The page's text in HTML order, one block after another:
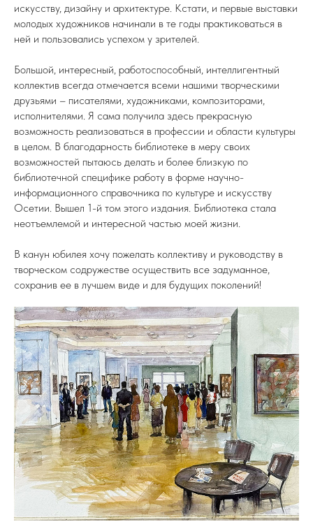
искусству, дизайну и архитектуре. Кстати, и первые выставки
молодых художников начинали в те годы практиковаться в
ней и пользовались успехом у зрителей.
Большой, интересный, работоспособный, интеллигентный
коллектив всегда отмечается всеми нашими творческими
друзьями – писателями, художниками, композиторами,
исполнителями. Я сама получила здесь прекрасную
возможность реализоваться в профессии и области культуры
в целом. В благодарность библиотеке в меру своих
возможностей пытаюсь делать и более близкую по
библиотечной специфике работу в форме научно-
информационного справочника по культуре и искусству
Осетии. Вышел 1-й том этого издания. Библиотека стала
неотъемлемой и интересной частью моей жизни.
В канун юбилея хочу пожелать коллективу и руководству в
творческом содружестве осуществить все задуманное,
сохранив ее в лучшем виде и для будущих поколений!